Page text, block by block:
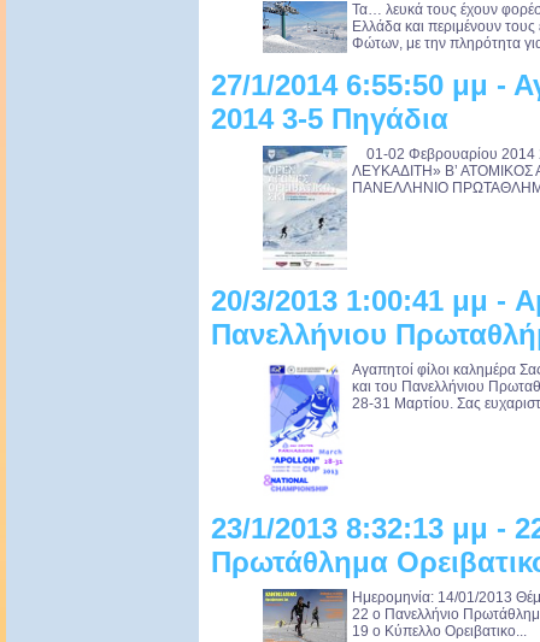
Τα… λευκά τους έχουν
Ελλάδα και περιμένουν
Φώτων, με την πληρότητα
27/1/2014 6:55:50 μμ -
2014 3-5 Πηγάδια
01-02 Φεβρουαρίου
ΛΕΥΚΑΔΙΤΗ» Β’
ΠΑΝΕΛΛΗΝΙΟ
20/3/2013 1:00:41 μμ -
Πανελλήνιου
Αγαπητοί φίλοι καλημέρα
και του Πανελλήνιου
28-31 Μαρτίου. Σας
23/1/2013 8:32:13 μμ -
Πρωτάθλημα
Ημερομηνία: 14/01/2013
22 ο Πανελλήνιο
19 ο Κύπελλο Ορειβατικο...